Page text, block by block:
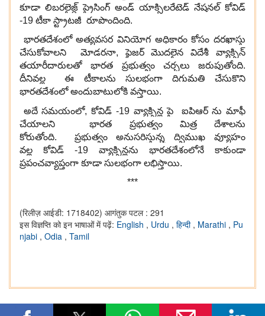
కూడా లిబరలైజ్డ్ ప్రైసింగ్ అండ్ యాక్సిలరేటెడ్ నేషనల్ కోవిడ్
-19 టీకా స్ట్రాటజీ రూపొందింది.
భారతదేశంలో అత్యవసర వినియోగ అధికారం కోసం దరఖాస్తు
చేసుకోవాలని మోడరనా, ఫైజర్ మొదలైన విదేశీ వ్యాక్సిన్
తయారీదారులతో భారత ప్రభుత్వం చర్చలు జరుపుతోంది.
దీనివల్ల ఈ టీకాలను సులభంగా దిగుమతి చేసుకొని
భారతదేశంలో అందుబాటులోకి వస్తాయి.
అదే సమయంలో, కోవిడ్ -19 వ్యాక్సిన్ల పై ఐపిఆర్ ను మాఫీ
చేయాలని భారత ప్రభుత్వం మిత్ర దేశాలను
కోరుతోంది. ప్రభుత్వం అనుసరిస్తున్న ద్విముఖ వ్యూహం
వల్ల కోవిడ్ -19 వ్యాక్సిన్లను భారతదేశంలోనే కాకుండా
ప్రపంచవ్యాప్తంగా కూడా సులభంగా లభిస్తాయి.
***
(रिलीज़ आईडी: 1718402) आगंतुक पटल : 291
इस विज्ञप्ति को इन भाषाओं में पढ़ें: English , Urdu , हिन्दी , Marathi , Pu
njabi , Odia , Tamil